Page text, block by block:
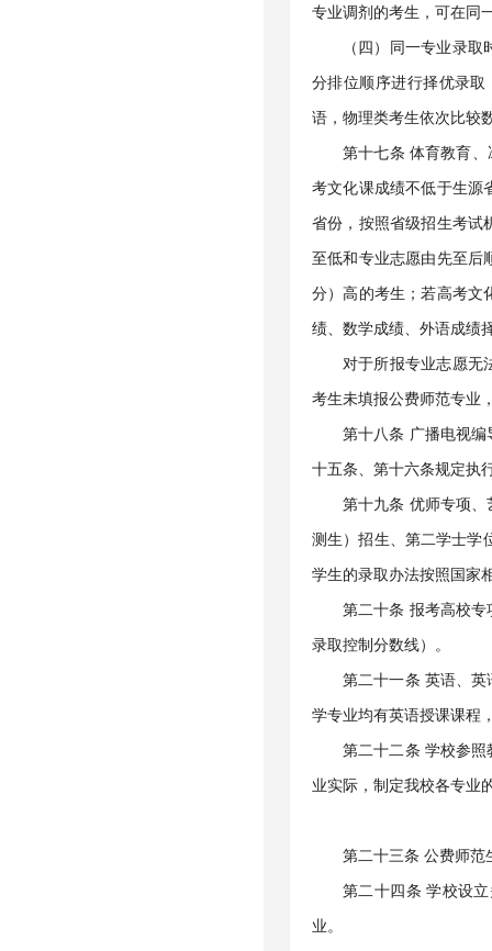
专业调剂的考生，可在同
（四）同一专业录
分排位顺序进行择优录
语，物理类考生依次比较
第十七条 体育教育
考文化课成绩不低于生源
省份，按照省级招生考试
至低和专业志愿由先至后
分）高的考生；若高考文
绩、数学成绩、外语成绩
对于所报专业志愿无
考生未填报公费师范专业
第十八条 广播电视
十五条、第十六条规定执
第十九条 优师专项
测生）招生、第二学士学
学生的录取办法按照国家
第二十条 报考高校
录取控制分数线）。
第二十一条 英语、
学专业均有英语授课课程
第二十二条 学校参
业实际，制定我校各专业
第二十三条 公费师范
第二十四条 学校设
业。